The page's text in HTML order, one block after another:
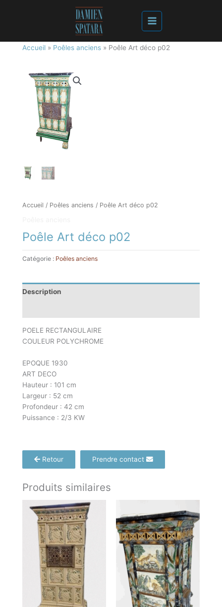
Accueil» Poêles anciens» Poêle Art déco p02
Accueil / Poêles anciens / Poêle Art déco p02
Poêle Art déco p02
Catégorie : Poêles anciens
Description
POELE RECTANGULAIRE
COULEUR POLYCHROME
EPOQUE 1930
ART DECO
Hauteur : 101 cm
Largeur : 52 cm
Profondeur : 42 cm
Puissance : 2/3 KW
Retour Prendre contact
Produits similaires